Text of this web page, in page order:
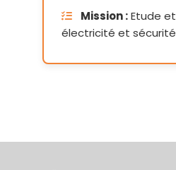
Mission :Etude
électricité et sécurité